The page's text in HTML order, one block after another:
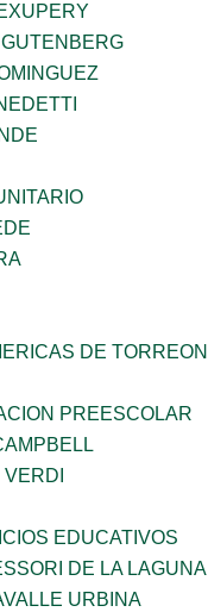
DE TORREON
PREESCOLAR
EDUCATIVOS
DE LA LAGUNA
URBINA